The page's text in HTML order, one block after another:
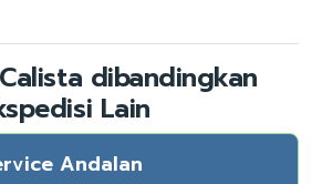
dibandingkan
Lain
Andalan